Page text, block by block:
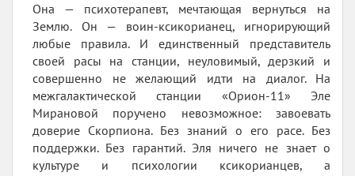
Она — психотерапевт, мечтающая вернуться на
Землю. Он — воин‑ксикорианец, игнорирующий
любые правила. И единственный представитель
своей расы на станции, неуловимый, дерзкий и
совершенно не желающий идти на диалог. На
межгалактической станции «Орион‑11» Эле
Мирановой поручено невозможное: завоевать
доверие Скорпиона. Без знаний о его расе. Без
поддержки. Без гарантий. Эля ничего не знает о
культуре и психологии ксикорианцев, а